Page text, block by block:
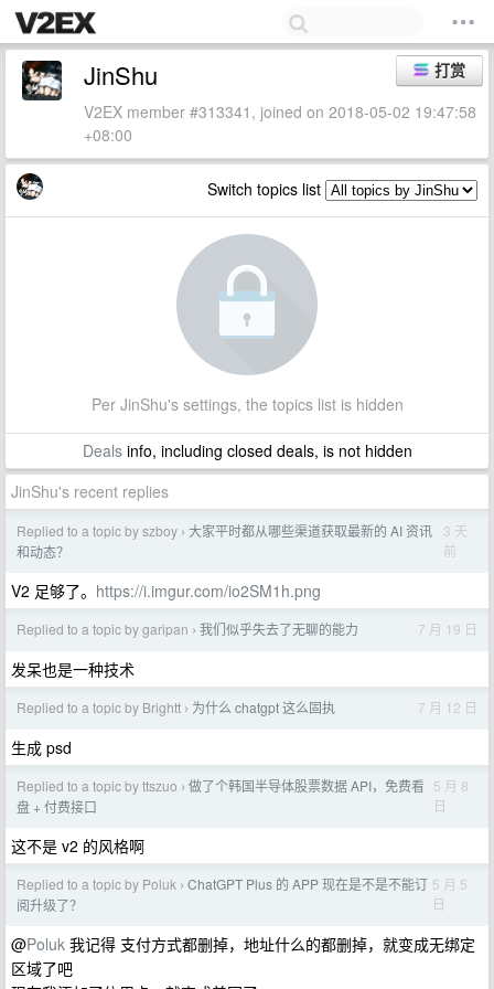
打赏
JinShu
V2EX member #313341, joined on 2018-05-02 19:47:58
+08:00
Switch topics list
Per JinShu's settings, the topics list is hidden
Dealsinfo, including closed deals, is not hidden
JinShu's recent replies
Replied to a topic by szboy › 大家平时都从哪些渠道获取最新的 AI 资讯
和动态？
3 天
前
V2 足够了。 https://i.imgur.com/io2SM1h.png
Replied to a topic by garipan › 我们似乎失去了无聊的能力 7 月 19 日
发呆也是一种技术
Replied to a topic by Brightt › 为什么 chatgpt 这么固执 7 月 12 日
生成 psd
Replied to a topic by ttszuo › 做了个韩国半导体股票数据 API，免费看
盘 + 付费接口
5 月 8
日
这不是 v2 的风格啊
Replied to a topic by Poluk › ChatGPT Plus 的 APP 现在是不是不能订
阅升级了？
5 月 5
日
@Poluk 我记得 支付方式都删掉，地址什么的都删掉，就变成无绑定
区域了吧